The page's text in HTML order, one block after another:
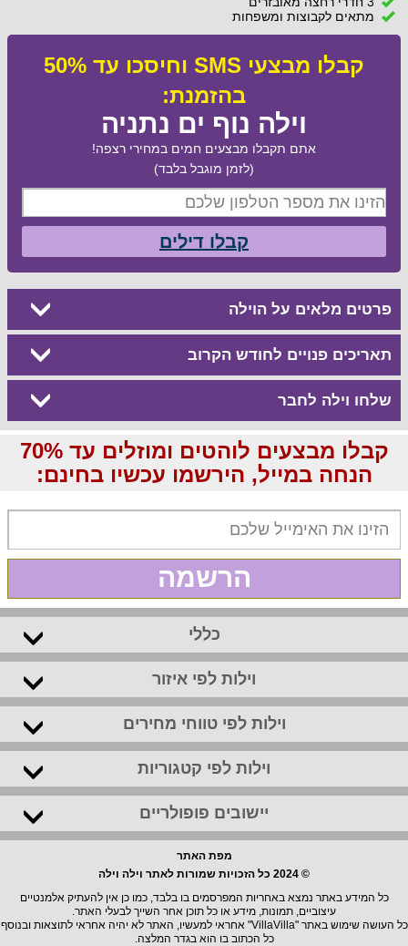
מתאים לקבוצות ומשפחות
קבלו מבצעי SMS וחיסכו עד 50%
בהזמנת:
וילה נוף ים נתניה
אתם תקבלו מבצעים חמים במחירי רצפה!
(לזמן מוגבל בלבד)
קבלו דילים
פרטים מלאים על הוילה
תאריכים פנויים לחודש הקרוב
שלחו וילה לחבר
קבלו מבצעים לוהטים ומוזלים עד 70%
הנחה במייל, הירשמו עכשיו בחינם:
הרשמה
כללי
וילות לפי איזור
וילות לפי טווחי מחירים
וילות לפי קטגוריות
יישובים פופולריים
מפת האתר
© 2024 כל הזכויות שמורות לאתר וילה וילה
כל המידע באתר נמצא באחריות המפרסמים בו בלבד, כמו כן אין להעתיק אלמנטיים
עיצוביים, תמונות, מידע או כל תוכן אחר השייך לבעלי האתר.
כל העושה שימוש באתר "VillaVilla" אחראי למעשיו, האתר לא יהיה אחראי לתוצאות ובנוסף
כל הכתוב בו הוא בגדר המלצה.